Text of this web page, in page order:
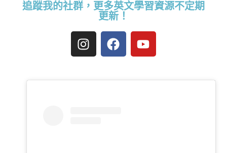
追蹤我的社群，更多英文學習資源不定期
更新！